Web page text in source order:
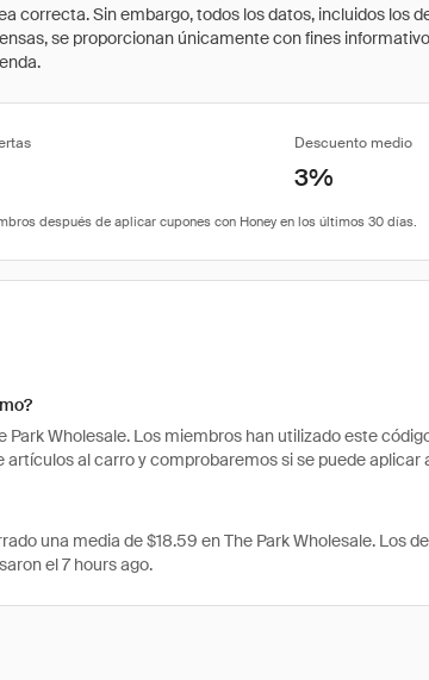
correcta. Sin embargo, todos los datos, incluidos los
se proporcionan únicamente con fines
Descuento medio
3%
Wholesale. Los miembros han utilizado este
al carro y comprobaremos si se puede aplicar
una media de $18.59 en The Park Wholesale. Los
el 7 hours ago.